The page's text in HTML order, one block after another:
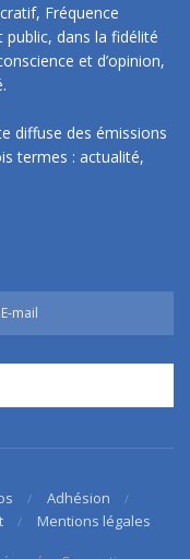
Fréquence
dans la fidélité
et d’opinion,
diffuse des émissions
termes : actualité,
Adhésion
Mentions légales